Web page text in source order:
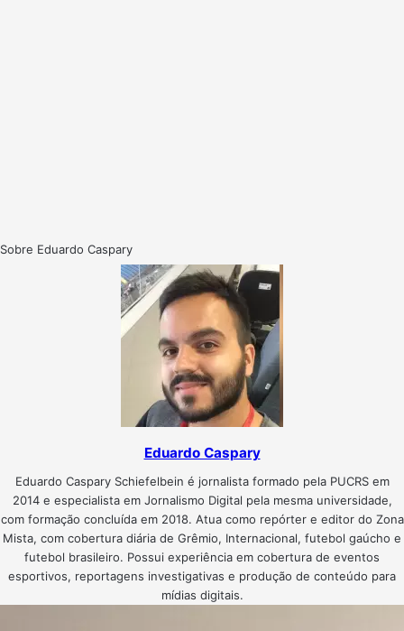
Sobre Eduardo Caspary
Eduardo Caspary
Eduardo Caspary Schiefelbein é jornalista formado pela PUCRS em
2014 e especialista em Jornalismo Digital pela mesma universidade,
com formação concluída em 2018. Atua como repórter e editor do Zona
Mista, com cobertura diária de Grêmio, Internacional, futebol gaúcho e
futebol brasileiro. Possui experiência em cobertura de eventos
esportivos, reportagens investigativas e produção de conteúdo para
mídias digitais.